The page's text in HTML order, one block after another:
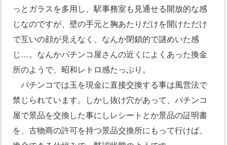
っとガラスを多用し、駅事務室も見通せる開放的な感
じなのですが、壁の手元と胸あたりだけを開けただけ
で互いの顔が見えなく、なんか閉鎖的で謎めいた感
じ…。なんかパチンコ屋さんの近くによくあった換金
所のようで、昭和レトロ感たっぷり。
パチンコでは玉を現金に直接交換する事は風営法で
禁じられています。しかし抜け穴があって、パチンコ
屋で景品を交換した事にしレシートとか景品の証明書
を、古物商の許可を持つ景品交換所にもって行けば、